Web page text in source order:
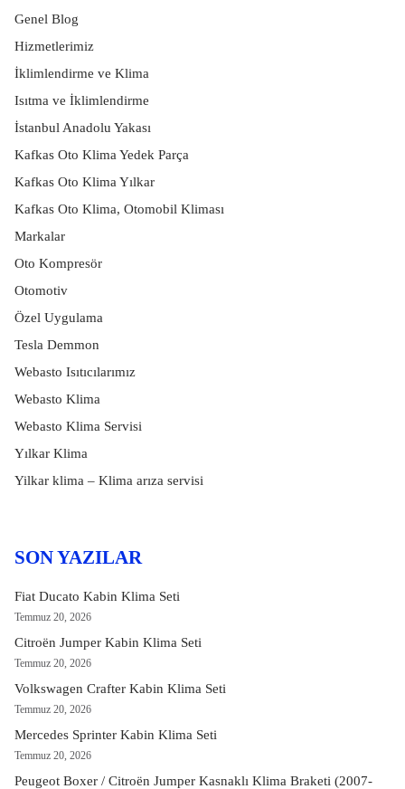
Genel Blog
Hizmetlerimiz
İklimlendirme ve Klima
Isıtma ve İklimlendirme
İstanbul Anadolu Yakası
Kafkas Oto Klima Yedek Parça
Kafkas Oto Klima Yılkar
Kafkas Oto Klima, Otomobil Kliması
Markalar
Oto Kompresör
Otomotiv
Özel Uygulama
Tesla Demmon
Webasto Isıtıcılarımız
Webasto Klima
Webasto Klima Servisi
Yılkar Klima
Yilkar klima – Klima arıza servisi
SON YAZILAR
Fiat Ducato Kabin Klima Seti
Temmuz 20, 2026
Citroën Jumper Kabin Klima Seti
Temmuz 20, 2026
Volkswagen Crafter Kabin Klima Seti
Temmuz 20, 2026
Mercedes Sprinter Kabin Klima Seti
Temmuz 20, 2026
Peugeot Boxer / Citroën Jumper Kasnaklı Klima Braketi (2007-